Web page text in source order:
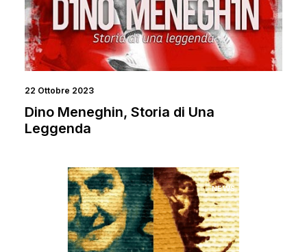
22 Ottobre 2023
Dino Meneghin, Storia di Una
Leggenda
NEWS